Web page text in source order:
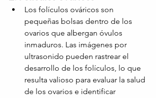
Los folículos ováricos son
pequeñas bolsas dentro de los
ovarios que albergan óvulos
inmaduros. Las imágenes por
ultrasonido pueden rastrear el
desarrollo de los folículos, lo que
resulta valioso para evaluar la salud
de los ovarios e identificar